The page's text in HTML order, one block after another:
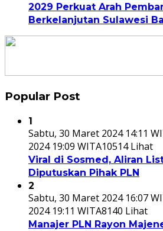
2029 Perkuat Arah
Berkelanjutan Sulawesi
Popular Post
1
Sabtu, 30 Maret 2024 14:11
2024 19:09 WITA10514 Lihat
Viral di Sosmed, Aliran
Diputuskan Pihak PLN
2
Sabtu, 30 Maret 2024 16:07
2024 19:11 WITA8140 Lihat
Manajer PLN Rayon